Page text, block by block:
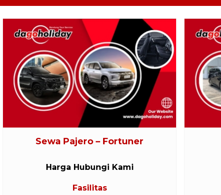
Sewa Pajero – Fortuner
Harga Hubungi Kami
Fasilitas